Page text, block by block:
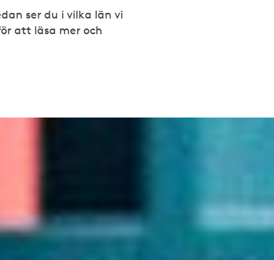
ser du i vilka län vi
att läsa mer och